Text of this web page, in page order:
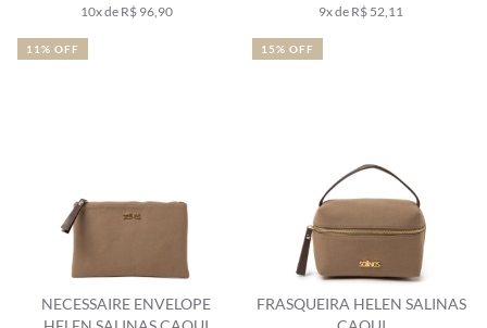
10x de R$ 96,90
9x de R$ 52,11
NECESSAIRE ENVELOPE
11% OFF
FRASQUEIRA HELEN SALINAS
15% OFF